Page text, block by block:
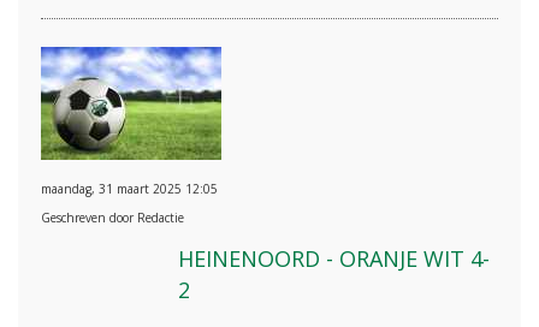
maandag, 31 maart 2025 12:05
Geschreven door Redactie
HEINENOORD - ORANJE WIT 4-
2